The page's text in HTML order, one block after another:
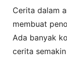
Cerita dalam
membuat
Ada banyak
cerita